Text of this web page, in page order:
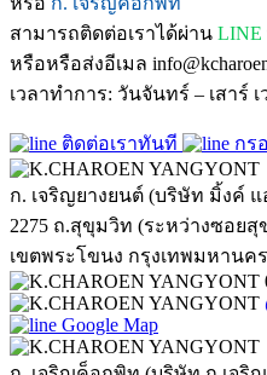
สามารถติดต่อเราได้ผ่าน LINE
หรือหรือส่งอีเมล
เวลาทำการ: วันจันทร์ – เสาร์ เ
ติดต่อเราทันที กร
ก. เจริญยางยนต์ (บริษัท มิ้งค์
2275 ถ.สุขุมวิท (ระหว่างซอยสุ
เขตพระโขนง กรุงเทพมหานคร
Google Map